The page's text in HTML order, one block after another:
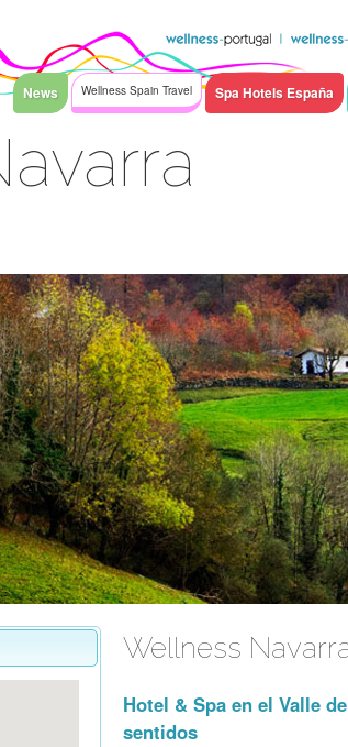
News Wellness Spain Travel Spa Hotels España
Wellness
Hotel & Spa en el Valle
sentidos